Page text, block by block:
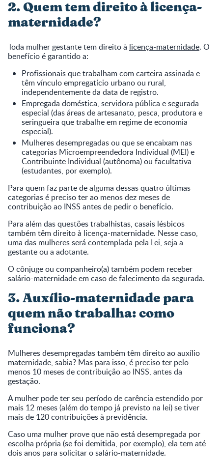
2. Quem tem direito à licença-
maternidade?
Toda mulher gestante tem direito à licença-maternidade. O
benefício é garantido a:
Profissionais que trabalham com carteira assinada e
têm vínculo empregatício urbano ou rural,
independentemente da data de registro.
Empregada doméstica, servidora pública e segurada
especial (das áreas de artesanato, pesca, produtora e
seringueira que trabalhe em regime de economia
especial).
Mulheres desempregadas ou que se encaixam nas
categorias Microempreendedora Individual (MEI) e
Contribuinte Individual (autônoma) ou facultativa
(estudantes, por exemplo).
Para quem faz parte de alguma dessas quatro últimas
categorias é preciso ter ao menos dez meses de
contribuição ao INSS antes de pedir o benefício.
Para além das questões trabalhistas, casais lésbicos
também têm direito à licença-maternidade. Nesse caso,
uma das mulheres será contemplada pela Lei, seja a
gestante ou a adotante.
O cônjuge ou companheiro(a) também podem receber
salário-maternidade em caso de falecimento da segurada.
3. Auxílio-maternidade para
quem não trabalha: como
funciona?
Mulheres desempregadas também têm direito ao auxílio
maternidade, sabia? Mas para isso, é preciso ter pelo
menos 10 meses de contribuição ao INSS, antes da
gestação.
A mulher pode ter seu período de carência estendido por
mais 12 meses (além do tempo já previsto na lei) se tiver
mais de 120 contribuições à previdência.
Caso uma mulher prove que não está desempregada por
escolha própria (se foi demitida, por exemplo), ela tem até
dois anos para solicitar o salário-maternidade.